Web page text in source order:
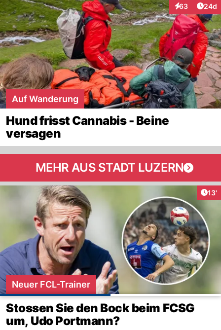
63
Interaktionen
24d
Auf Wanderung
Hund frisst Cannabis - Beine
versagen
MEHR AUS STADT LUZERN
13'
Neuer FCL-Trainer
Stossen Sie den Bock beim FCSG
um, Udo Portmann?